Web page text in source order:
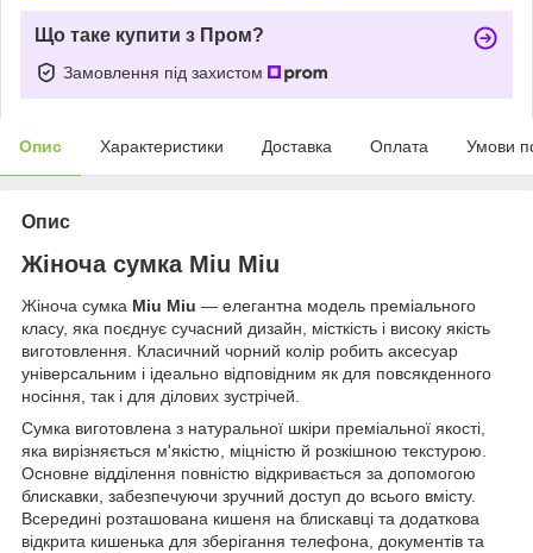
Що таке купити з Пром?
Замовлення під захистом
Опис Характеристики Доставка Оплата Умови
Опис
Жіноча сумка Miu Miu
Жіноча сумка Miu Miu — елегантна модель преміального
класу, яка поєднує сучасний дизайн, місткість і високу якість
виготовлення. Класичний чорний колір робить аксесуар
універсальним і ідеально відповідним як для повсякденного
носіння, так і для ділових зустрічей.
Сумка виготовлена з натуральної шкіри преміальної якості,
яка вирізняється м'якістю, міцністю й розкішною текстурою.
Основне відділення повністю відкривається за допомогою
блискавки, забезпечуючи зручний доступ до всього вмісту.
Всередині розташована кишеня на блискавці та додаткова
відкрита кишенька для зберігання телефона, документів та